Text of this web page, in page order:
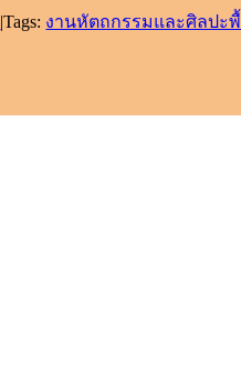
|Tags: งานหัตถกรรมและศิลปะ